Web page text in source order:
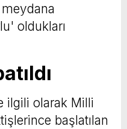
meydana
oldukları
ilgili olarak Milli
başlatılan